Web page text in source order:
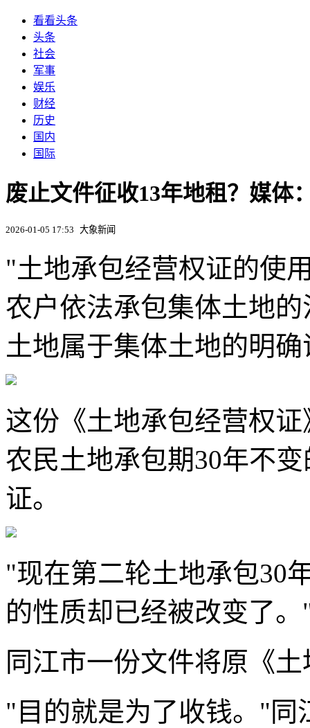
看看头条
头条
社会
军事
娱乐
财经
历史
国内
国际
废止文件征收13年地租？媒体
2026-01-05 17:53 大象新闻
"土地承包经营权证的使
农户依法承包集体土地
土地属于集体土地的明
这份《土地承包经营权
农民土地承包期30年不
证。
"现在第二轮土地承包30
的性质却已经被改变了
同江市一份文件将原《
"目的就是为了收钱。"同